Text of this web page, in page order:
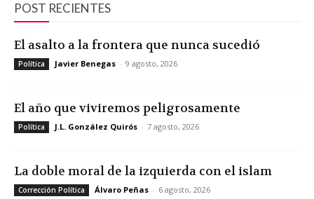
POST RECIENTES
El asalto a la frontera que nunca sucedió
Política Javier Benegas - 9 agosto, 2026
El año que viviremos peligrosamente
Política J.L. González Quirós - 7 agosto, 2026
La doble moral de la izquierda con el islam
Corrección Política Álvaro Peñas - 6 agosto, 2026